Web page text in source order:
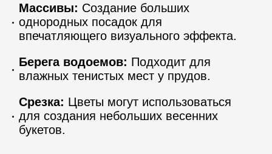
Массивы: Создание больших
однородных посадок для
впечатляющего визуального эффекта.
Берега водоемов: Подходит для
влажных тенистых мест у прудов.
Срезка: Цветы могут использоваться
для создания небольших весенних
букетов.